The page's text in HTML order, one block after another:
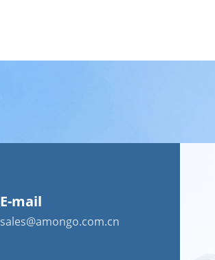
E-mail
sales@amongo.com.cn